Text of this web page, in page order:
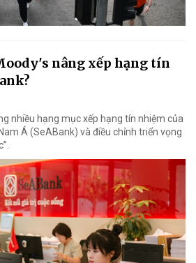
nâng xếp hạng tín
nhiều hạng mục xếp hạng tín nhiệm của
Á (SeABank) và điều chỉnh triển vọng